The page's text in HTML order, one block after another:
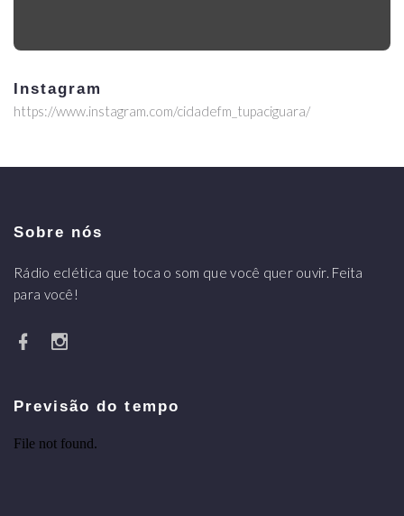
Instagram
https://www.instagram.com/cidadefm_tupaciguara/
Sobre nós
Rádio eclética que toca o som que você quer ouvir. Feita
para você!
Previsão do tempo